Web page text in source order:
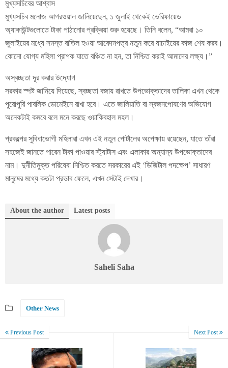
মুখ্যসচিবের আশ্বাস
মুখ্যসচিব মনোজ আগরওয়াল জানিয়েছেন, ১ জুলাই থেকেই ভেরিফায়েড
অ্যাকাউন্টগুলোতে টাকা পাঠানোর প্রক্রিয়া শুরু হয়েছে। তিনি বলেন, “আমরা ১০
জুলাইয়ের মধ্যে সমস্ত বাতিল হওয়া আবেদনপত্র নতুন করে যাচাইয়ের কাজ শেষ করব।
কোনো যোগ্য মহিলা প্রাপক যাতে বঞ্চিত না হন, তা নিশ্চিত করাই আমাদের লক্ষ্য।”
অস্বচ্ছতা দূর করার উদ্যোগ
সরকার স্পষ্ট জানিয়ে দিয়েছে, স্বচ্ছতা বজায় রাখতে উপভোক্তাদের তালিকা এখন থেকে
পুরোপুরি পাবলিক ডোমেইনে রাখা হবে। এতে জালিয়াতি বা স্বজনপোষণের অভিযোগ
অনেকটাই কমবে বলে মনে করছে ওয়াকিবহাল মহল।
প্রকল্পের সুবিধাভোগী মহিলারা এখন এই নতুন পোর্টালের অপেক্ষায় রয়েছেন, যাতে তাঁরা
সহজেই জানতে পারেন টাকা পাওয়ার স্ট্যাটাস এবং এলাকার অন্যান্য উপভোক্তাদের
নাম। দুর্নীতিমুক্ত পরিষেবা নিশ্চিত করতে সরকারের এই ‘ডিজিটাল পদক্ষেপ’ সাধারণ
মানুষের মধ্যে কতটা প্রভাব ফেলে, এখন সেটাই দেখার।
About the author Latest posts
Saheli Saha
Other News
Previous Post Next Post